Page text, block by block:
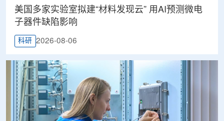
美国多家实验室拟建“材料发现云” 用AI预测微电
子器件缺陷影响
科研 2026-08-06